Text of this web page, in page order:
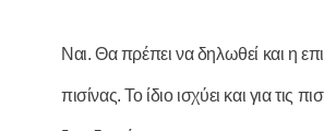
Ναι. Θα πρέπει να δηλωθεί και η
πισίνας. Το ίδιο ισχύει και για τις